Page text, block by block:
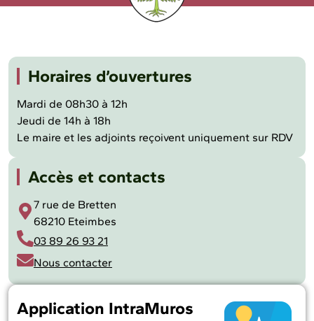
Horaires d’ouvertures
Mardi de 08h30 à 12h
Jeudi de 14h à 18h
Le maire et les adjoints reçoivent uniquement sur RDV
Accès et contacts
7 rue de Bretten
68210 Eteimbes
03 89 26 93 21
Nous contacter
Application IntraMuros